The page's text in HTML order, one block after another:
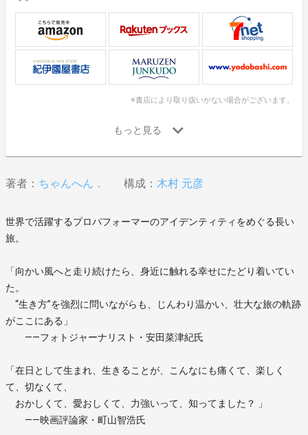
※書店により取り扱いがない場合がございます。
著者： ちゃんへん． 構成： 木村 元彦
世界で活躍するプロパフォーマーのアイデンティティをめぐる長い
旅。
「向かい風へと走り続けたら、身近に触れる幸せにたどり着いてい
た。
“生き方”を強烈に問いながらも、じんわり温かい、壮大な旅の軌跡
がここにある」
――フォトジャーナリスト・安田菜津紀氏
「在日として生まれ、生きることが、こんなにも痛くて、楽しく
て、切なくて、
おかしくて、愛おしくて、力強いって、知ってました？ 」
――映画評論家・町山智浩氏